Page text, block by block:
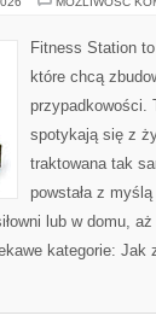
Fitness Station
które chcą
przypadkowości.
spotykają się z
traktowana tak
powstała z
lub w domu,
kategorie: